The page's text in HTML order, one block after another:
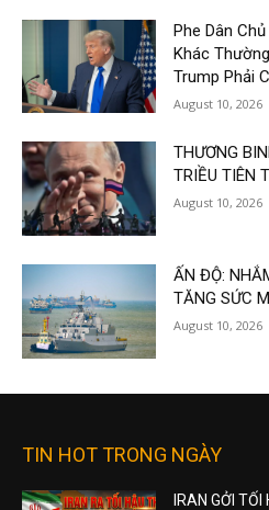
Phe Dân
Khác
Trump Phải
August 10, 2026
THƯƠNG
TRIỀU TIÊN
August 10, 2026
ẤN ĐỘ:
TĂNG SỨC
August 10, 2026
TIN HOT TRONG NGÀY
IRAN GỞI